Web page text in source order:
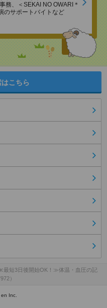
務、＜SEKAI NO OWARI＊
のサポートバイトなど
こちら
最短3日後開始OK！≫体温・血圧の記
）
Inc.